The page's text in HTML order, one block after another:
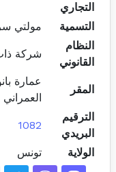
التجاري
التسمية
مولتي
النظام
القانوني
شركة
المقر
الترقيم
البريدي
1082
الولاية تونس